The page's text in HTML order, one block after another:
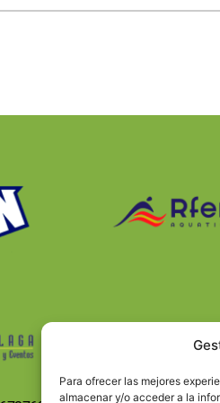
Para ofrecer las mejores
almacenar y/o acceder a la